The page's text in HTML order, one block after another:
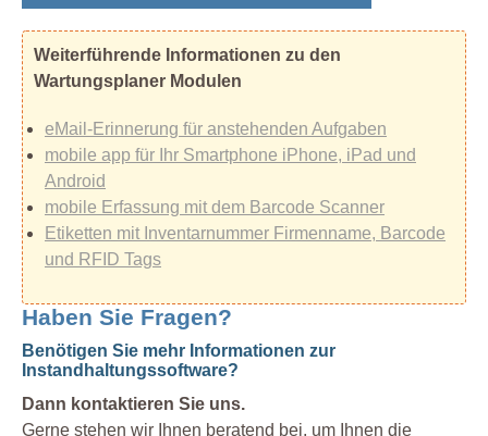
Weiterführende Informationen zu den
Wartungsplaner Modulen
eMail-Erinnerung für anstehenden Aufgaben
mobile app für Ihr Smartphone iPhone, iPad und
Android
mobile Erfassung mit dem Barcode Scanner
Etiketten mit Inventarnummer Firmenname, Barcode
und RFID Tags
Haben Sie Fragen?
Benötigen Sie mehr Informationen zur
Instandhaltungssoftware?
Dann kontaktieren Sie uns.
Gerne stehen wir Ihnen beratend bei, um Ihnen die